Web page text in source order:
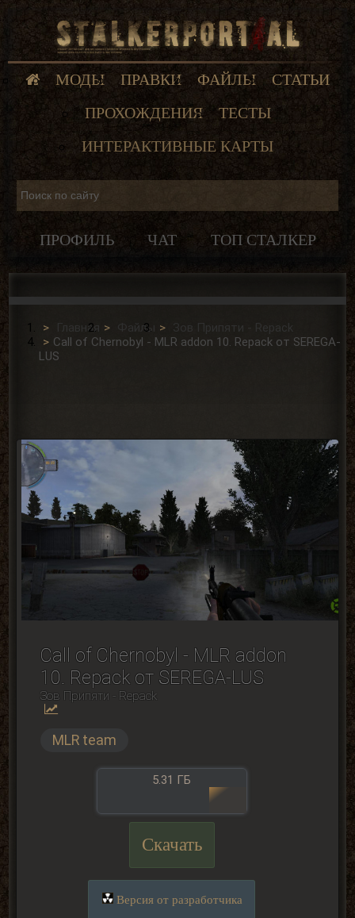
МОДЫ ПРАВКИ ФАЙЛЫ
СТАТЬИ
ПРОХОЖДЕНИЯ
ТЕСТЫ
ИНТЕРАКТИВНЫЕ КАРТЫ
ПРОФИЛЬ ЧАТ ТОП СТАЛКЕР
Главная Файлы
Зов Припяти - Repack
Call of Chernobyl - MLR addon 10. Repack от SEREGA-
LUS
Call of Chernobyl - MLR addon
10. Repack от SEREGA-LUS
Зов Припяти - Repack
MLR team
5.31 ГБ
Скачать
Версия от разработчика